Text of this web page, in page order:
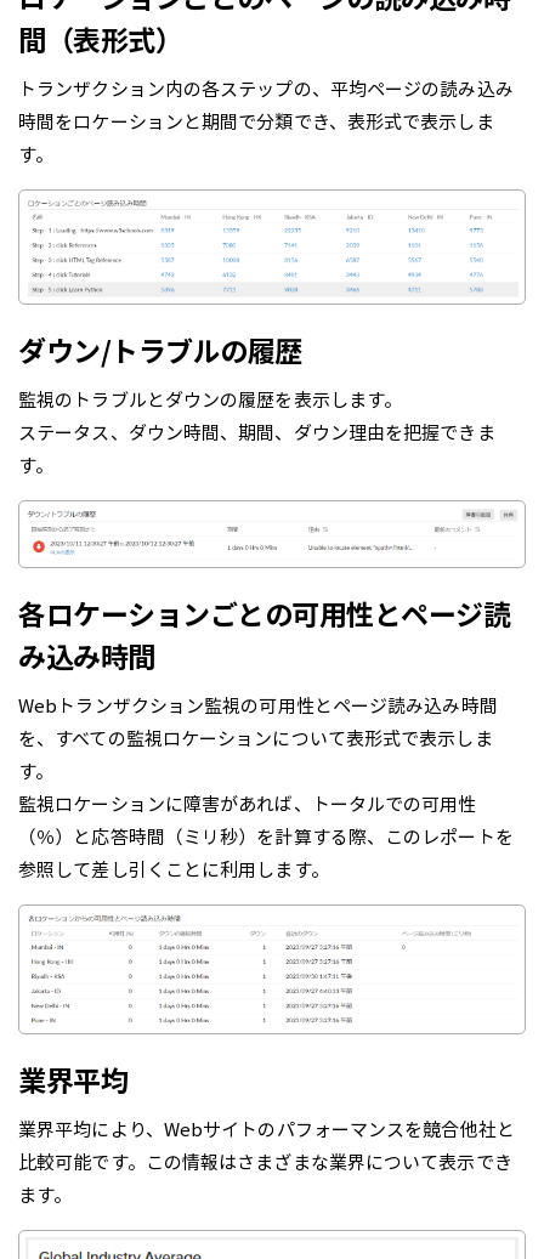
間（表形式）
トランザクション内の各ステップの、平均ページの読み込み
時間をロケーションと期間で分類でき、表形式で表示しま
す。
ダウン/トラブルの履歴
監視のトラブルとダウンの履歴を表示します。
ステータス、ダウン時間、期間、ダウン理由を把握できま
す。
各ロケーションごとの可用性とページ読
み込み時間
Webトランザクション監視の可用性とページ読み込み時間
を、すべての監視ロケーションについて表形式で表示しま
す。
監視ロケーションに障害があれば、トータルでの可用性
（％）と応答時間（ミリ秒）を計算する際、このレポートを
参照して差し引くことに利用します。
業界平均
業界平均により、Webサイトのパフォーマンスを競合他社と
比較可能です。この情報はさまざまな業界について表示でき
ます。